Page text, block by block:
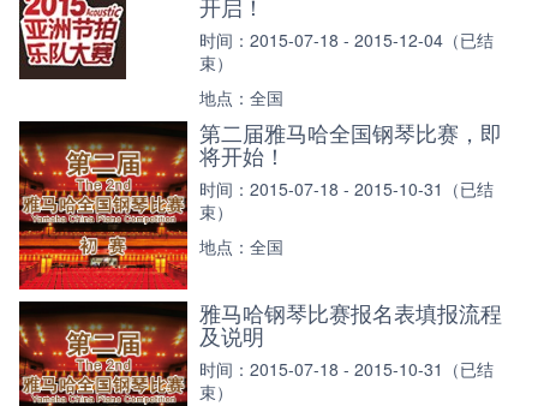
时间：2015-07-18 - 2015-12-04（已结
束）
地点：全国
第二届雅马哈全国钢琴比赛，即
将开始！
时间：2015-07-18 - 2015-10-31（已结
束）
地点：全国
雅马哈钢琴比赛报名表填报流程
及说明
时间：2015-07-18 - 2015-10-31（已结
束）